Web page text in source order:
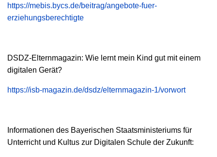
https://mebis.bycs.de/beitrag/angebote-fuer-
erziehungsberechtigte
DSDZ-Elternmagazin: Wie lernt mein Kind gut mit einem
digitalen Gerät?
https://isb-magazin.de/dsdz/elternmagazin-1/vorwort
Informationen des Bayerischen Staatsministeriums für
Unterricht und Kultus zur Digitalen Schule der Zukunft: